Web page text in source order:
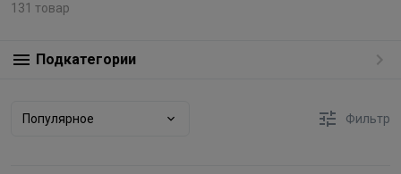
131 товар
Подкатегории
Популярное Фильтр